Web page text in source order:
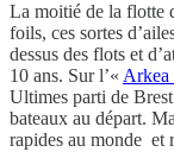
La moitié de la flotte
foils, ces sortes
dessus des flots et
10 ans. Sur l’« Arkea
Ultimes parti de
bateaux au départ.
rapides au monde et